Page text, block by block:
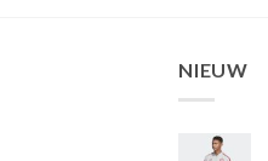
NIEUW